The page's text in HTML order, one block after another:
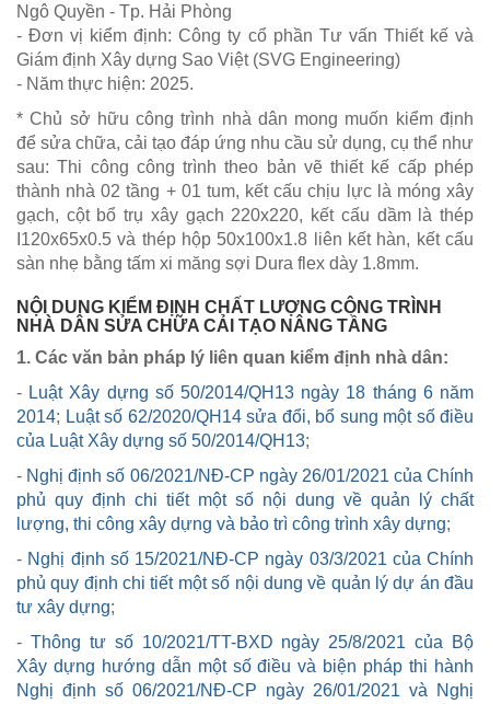
Ngô Quyền - Tp. Hải Phòng
- Đơn vị kiểm định: Công ty cổ phần Tư vấn Thiết kế và
Giám định Xây dựng Sao Việt (SVG Engineering)
- Năm thực hiện: 2025.
* Chủ sở hữu công trình nhà dân mong muốn kiểm định
để sửa chữa, cải tạo đáp ứng nhu cầu sử dụng, cụ thể như
sau: Thi công công trình theo bản vẽ thiết kế cấp phép
thành nhà 02 tầng + 01 tum, kết cấu chịu lực là móng xây
gạch, cột bổ trụ xây gạch 220x220, kết cấu dầm là thép
I120x65x0.5 và thép hộp 50x100x1.8 liên kết hàn, kết cấu
sàn nhẹ bằng tấm xi măng sợi Dura flex dày 1.8mm.
NỘI DUNG KIỂM ĐỊNH CHẤT LƯỢNG CÔNG TRÌNH
NHÀ DÂN SỬA CHỮA CẢI TẠO NÂNG TẦNG
1. Các văn bản pháp lý liên quan kiểm định nhà dân:
- Luật Xây dựng số 50/2014/QH13 ngày 18 tháng 6 năm
2014; Luật số 62/2020/QH14 sửa đổi, bổ sung một số điều
của Luật Xây dựng số 50/2014/QH13;
- Nghị định số 06/2021/NĐ-CP ngày 26/01/2021 của Chính
phủ quy định chi tiết một số nội dung về quản lý chất
lượng, thi công xây dựng và bảo trì công trình xây dựng;
- Nghị định số 15/2021/NĐ-CP ngày 03/3/2021 của Chính
phủ quy định chi tiết một số nội dung về quản lý dự án đầu
tư xây dựng;
- Thông tư số 10/2021/TT-BXD ngày 25/8/2021 của Bộ
Xây dựng hướng dẫn một số điều và biện pháp thi hành
Nghị định số 06/2021/NĐ-CP ngày 26/01/2021 và Nghị